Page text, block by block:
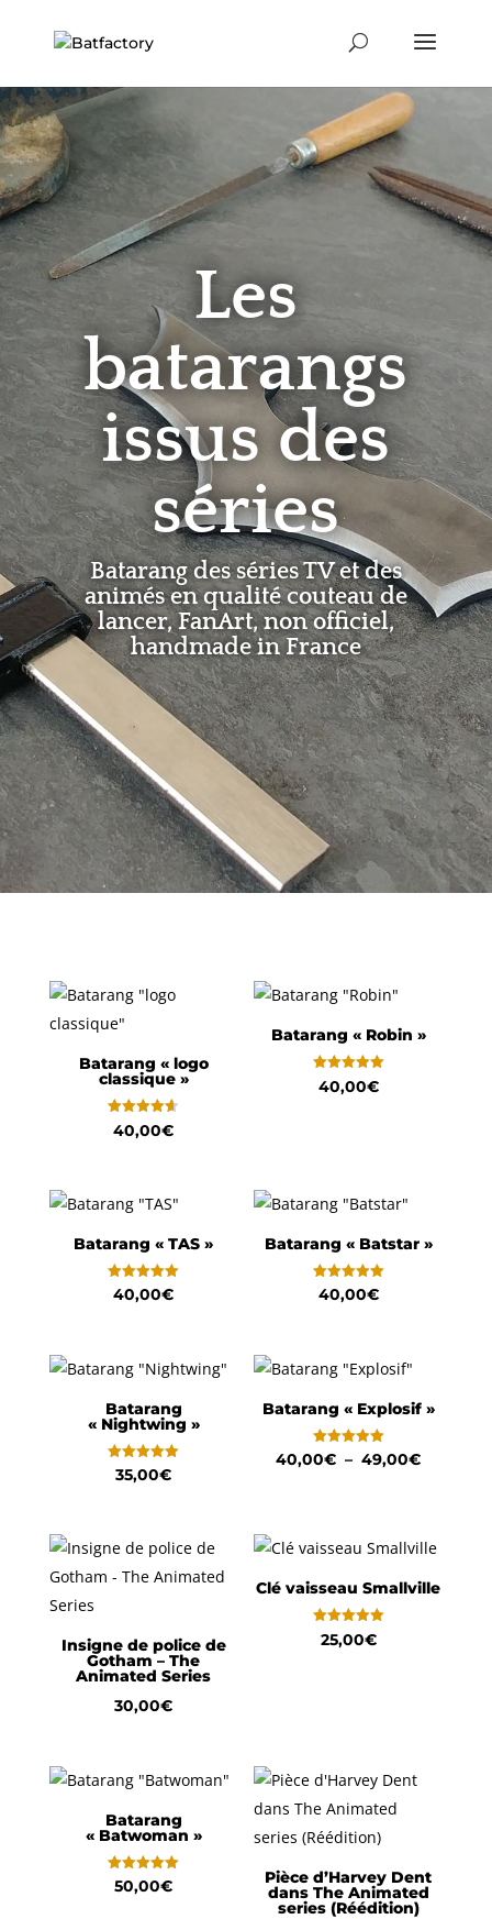
Les
batarangs
issus des
séries
Batarang des séries TV et des
animés en qualité couteau de
lancer, FanArt, non officiel,
handmade in France
Batarang « logo
classique »
Note
4.60
40,00€
Batarang « Robin »
Note
5.00
40,00€
Batarang « TAS »
Note
5.00
40,00€
Batarang « Batstar »
Note
5.00
40,00€
Batarang
« Nightwing »
Note
5.00
35,00€
Batarang « Explosif »
Note
40,00€ – 49,00€Plage
40,00€
Insigne de police de
Gotham – The
Animated Series
30,00€
Clé vaisseau Smallville
Note
5.00
25,00€
Batarang
« Batwoman »
Note
5.00
50,00€ Pièce d’Harvey Dent
dans The Animated
series (Réédition)